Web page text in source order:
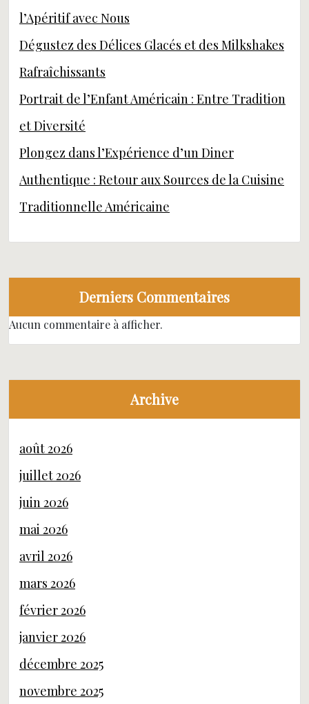
l’Apéritif avec Nous
Dégustez des Délices Glacés et des Milkshakes
Rafraîchissants
Portrait de l’Enfant Américain : Entre Tradition
et Diversité
Plongez dans l’Expérience d’un Diner
Authentique : Retour aux Sources de la Cuisine
Traditionnelle Américaine
Derniers Commentaires
Aucun commentaire à afficher.
Archive
août 2026
juillet 2026
juin 2026
mai 2026
avril 2026
mars 2026
février 2026
janvier 2026
décembre 2025
novembre 2025